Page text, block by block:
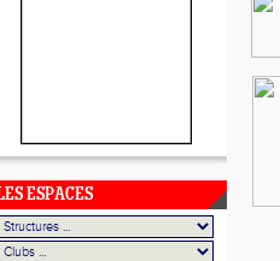
ESPACES